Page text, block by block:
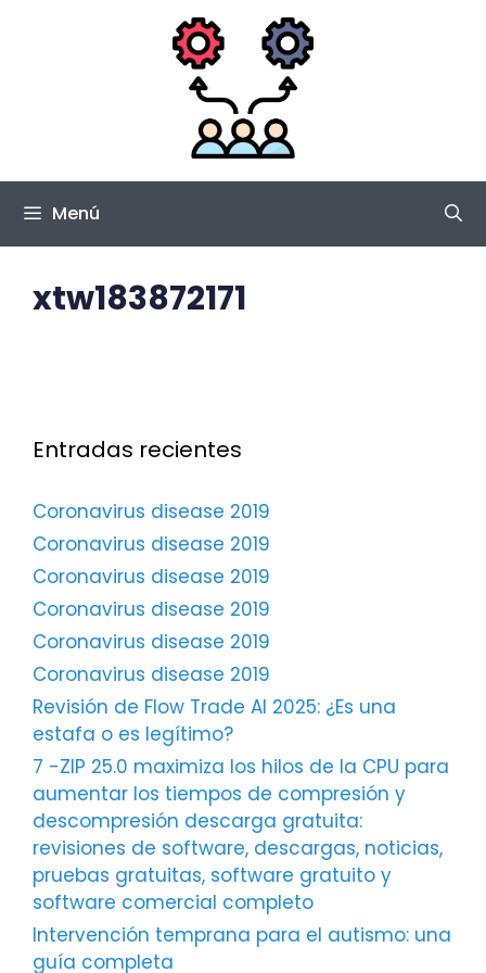
Menú
xtw183872171
Entradas recientes
Coronavirus disease 2019
Coronavirus disease 2019
Coronavirus disease 2019
Coronavirus disease 2019
Coronavirus disease 2019
Coronavirus disease 2019
Revisión de Flow Trade AI 2025: ¿Es una
estafa o es legítimo?
7 -ZIP 25.0 maximiza los hilos de la CPU para
aumentar los tiempos de compresión y
descompresión descarga gratuita:
revisiones de software, descargas, noticias,
pruebas gratuitas, software gratuito y
software comercial completo
Intervención temprana para el autismo: una
guía completa